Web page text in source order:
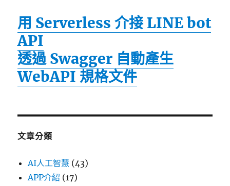
用 Serverless 介接 LINE bot
API
透過 Swagger 自動產生
WebAPI 規格文件
文章分類
AI人工智慧 (43)
APP介紹 (17)